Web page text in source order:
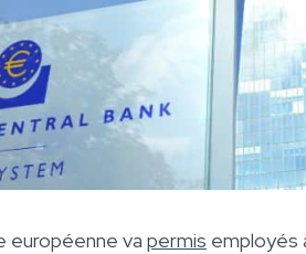
européenne va permis employés